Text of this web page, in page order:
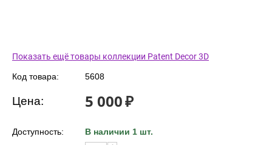
Показать ещё товары коллекции Patent Decor 3D
Код товара: 5608
Цена: 5 000₽
Доступность:
В наличии 1 шт.